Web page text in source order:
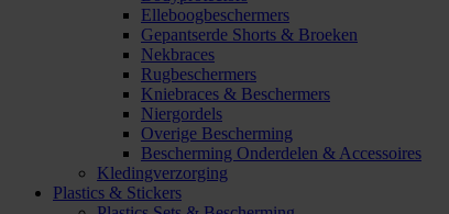
Elleboogbeschermers
Gepantserde Shorts & Broeken
Nekbraces
Rugbeschermers
Kniebraces & Beschermers
Niergordels
Overige Bescherming
Bescherming Onderdelen & Accessoires
Kledingverzorging
Plastics & Stickers